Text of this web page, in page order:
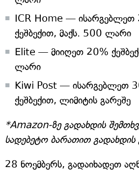
ICR Home — ისარგებლეთ
ქეშბექით, მაქს. 500 ლარი
Elite — მიიღეთ 20%
ლარი
Kiwi Post — ისარგებლეთ
ქეშბექით, ლიმიტის გარეშე
*Amazon-ზე გადახდის
სადებეტო ბარათით გადახდის
28 ნოემბერს, გადაიხადეთ